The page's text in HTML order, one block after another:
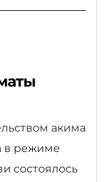
акима
в режиме
состоялось